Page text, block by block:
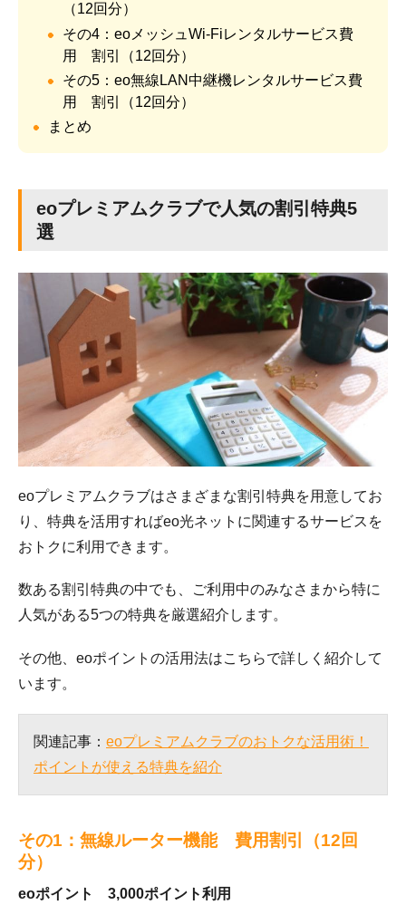
（12回分）
その4：eoメッシュWi-Fiレンタルサービス費
用 割引（12回分）
その5：eo無線LAN中継機レンタルサービス費
用 割引（12回分）
まとめ
eoプレミアムクラブで人気の割引特典5
選
eoプレミアムクラブはさまざまな割引特典を用意してお
り、特典を活用すればeo光ネットに関連するサービスを
おトクに利用できます。
数ある割引特典の中でも、ご利用中のみなさまから特に
人気がある5つの特典を厳選紹介します。
その他、eoポイントの活用法はこちらで詳しく紹介して
います。
関連記事： eoプレミアムクラブのおトクな活用術！
ポイントが使える特典を紹介
その1：無線ルーター機能 費用割引（12回
分）
eoポイント 3,000ポイント利用